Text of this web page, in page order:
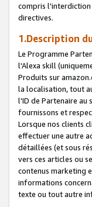
compris l'interdiction
directives.
1.Description
Le Programme
l'Alexa skill
Produits sur
la localisation, tout
l'ID de Partenaire au
fournissons et
Lorsque nos clients
effectuer une autre
détaillées (et sous
vers ces articles ou
contenus marketing
informations
texte ou tout autre